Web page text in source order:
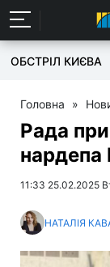
ОБСТРІЛ КИЄВА
Головна »
Рада
нардепа
11:33 25.02.2025
НАТАЛІЯ